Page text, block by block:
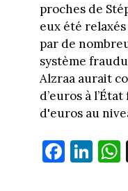
proches de
eux été
par de
système
Alzraa aurait
d’euros à
d'euros au
Fa
ce
Li
nk